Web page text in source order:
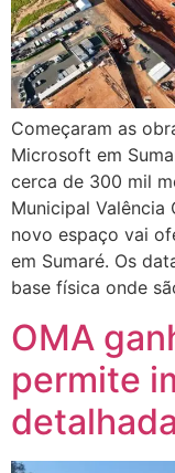
Começaram as
Microsoft em
cerca de 300 mil
Municipal Valência
novo espaço vai
em Sumaré. Os
base física onde
OMA
permite